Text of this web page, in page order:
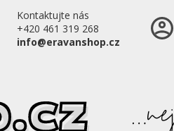
Kontaktujte nás
+420 461 319 268
info@eravanshop.cz